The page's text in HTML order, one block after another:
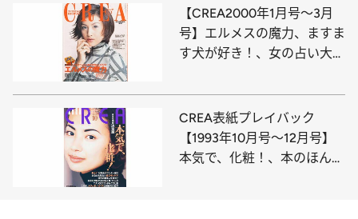
【CREA2000年1月号～3月
号】エルメスの魔力、ますま
す犬が好き！、女の占い大全
CREA表紙プレイバック
【1993年10月号～12月号】
本気で、化粧！、本のほんも